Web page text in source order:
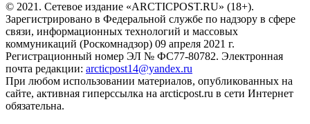
© 2021. Сетевое издание «ARCTICPOST.RU» (18+).
Зарегистрировано в Федеральной службе по надзору в сфере
связи, информационных технологий и массовых
коммуникаций (Роскомнадзор) 09 апреля 2021 г.
Регистрационный номер ЭЛ № ФС77-80782. Электронная
почта редакции: arcticpost14@yandex.ru
При любом использовании материалов, опубликованных на
сайте, активная гиперссылка на arcticpost.ru в сети Интернет
обязательна.